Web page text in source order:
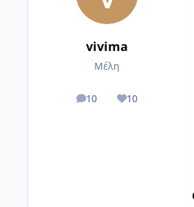
vivima
Μέλη
10
posts 10
Reputation